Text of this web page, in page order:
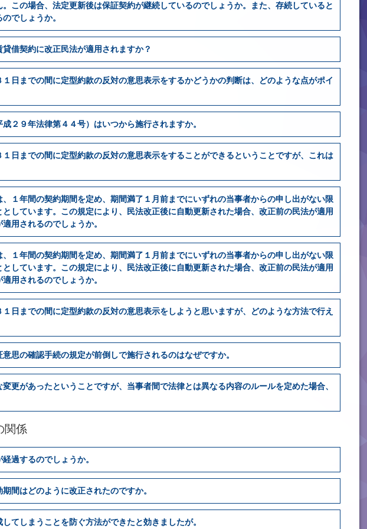
この場合、法定更新後は保証契約が継続しているのでしょうか。また、存続していると
でしょうか。
借契約に改正民法が適用されますか？
日までの間に定型約款の反対の意思表示をするかどうかの判断は、どのような点がポイ
２９年法律第４４号）はいつから施行されますか。
日までの間に定型約款の反対の意思表示をすることができるということですが、これは
１年間の契約期間を定め、期間満了１月前までにいずれの当事者からの申し出がない限
しています。この規定により、民法改正後に自動更新された場合、改正前の民法が適用
用されるのでしょうか。
１年間の契約期間を定め、期間満了１月前までにいずれの当事者からの申し出がない限
しています。この規定により、民法改正後に自動更新された場合、改正前の民法が適用
用されるのでしょうか。
日までの間に定型約款の反対の意思表示をしようと思いますが、どのような方法で行え
思の確認手続の規定が前倒しで施行されるのはなぜですか。
更があったということですが、当事者間で法律とは異なる内容のルールを定めた場合、
関係
過するのでしょうか。
間はどのように改正されたのですか。
てしまうことを防ぐ方法ができたと効きましたが。